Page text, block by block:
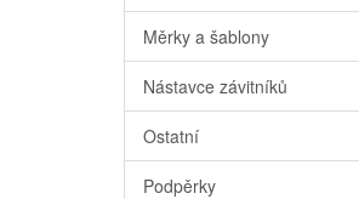
Měrky a šablony
Nástavce závitníků
Ostatní
Podpěrky